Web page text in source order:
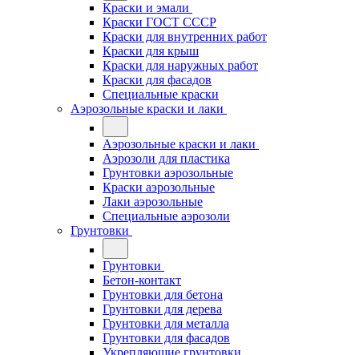
Краски и эмали
Краски ГОСТ СССР
Краски для внутренних работ
Краски для крыш
Краски для наружных работ
Краски для фасадов
Специальные краски
Аэрозольные краски и лаки
Аэрозольные краски и лаки
Аэрозоли для пластика
Грунтовки аэрозольные
Краски аэрозольные
Лаки аэрозольные
Специальные аэрозоли
Грунтовки
Грунтовки
Бетон-контакт
Грунтовки для бетона
Грунтовки для дерева
Грунтовки для металла
Грунтовки для фасадов
Укрепляющие грунтовки